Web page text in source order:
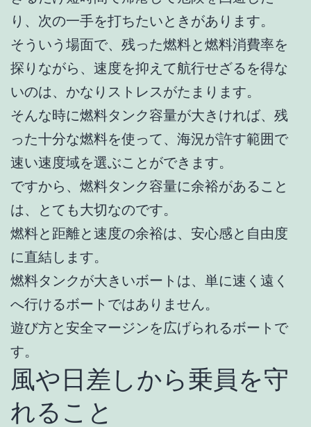
り、次の一手を打ちたいときがあります。
そういう場面で、残った燃料と燃料消費率を
探りながら、速度を抑えて航行せざるを得な
いのは、かなりストレスがたまります。
そんな時に燃料タンク容量が大きければ、残
った十分な燃料を使って、海況が許す範囲で
速い速度域を選ぶことができます。
ですから、燃料タンク容量に余裕があること
は、とても大切なのです。
燃料と距離と速度の余裕は、安心感と自由度
に直結します。
燃料タンクが大きいボートは、単に速く遠く
へ行けるボートではありません。
遊び方と安全マージンを広げられるボートで
す。
風や日差しから乗員を守
れること